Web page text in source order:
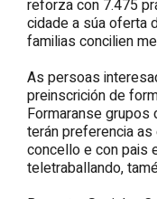
reforza con 7.475
cidade a súa oferta
familias concilien
As persoas
preinscrición de
Formaranse grupos
terán preferencia
concello e con pais
teletraballando,